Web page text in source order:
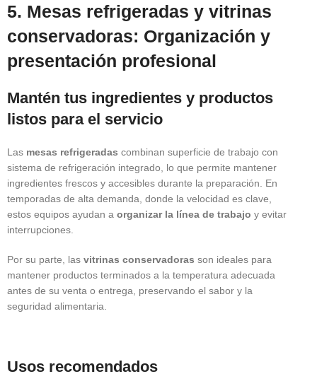
5. Mesas refrigeradas y vitrinas
conservadoras: Organización y
presentación profesional
Mantén tus ingredientes y productos
listos para el servicio
Las mesas refrigeradas combinan superficie de trabajo con
sistema de refrigeración integrado, lo que permite mantener
ingredientes frescos y accesibles durante la preparación. En
temporadas de alta demanda, donde la velocidad es clave,
estos equipos ayudan a organizar la línea de trabajo y evitar
interrupciones.
Por su parte, las vitrinas conservadoras son ideales para
mantener productos terminados a la temperatura adecuada
antes de su venta o entrega, preservando el sabor y la
seguridad alimentaria.
Usos recomendados